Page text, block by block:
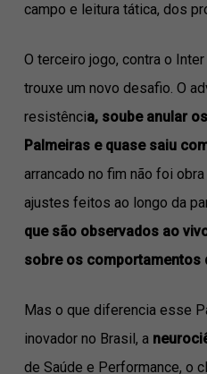
campo e leitura tática, dos
O terceiro jogo, contra o
trouxe um novo desafio. O
resistência, soube anular
Palmeiras e quase saiu
arrancado no fim não foi
ajustes feitos ao longo da
que são observados ao
sobre os comportamentos
Mas o que diferencia esse
inovador no Brasil, a
de Saúde e Performance, o